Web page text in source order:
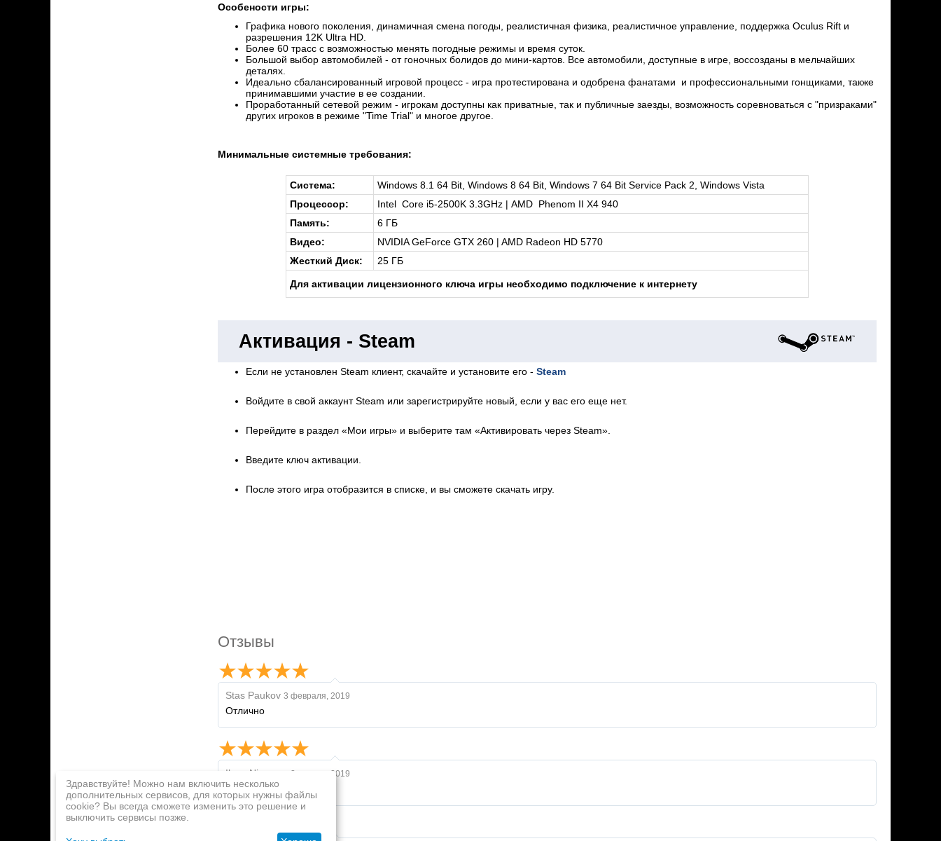
Особености игры:
Графика нового поколения, динамичная смена погоды, реалистичная физика, реалистичное управление, поддержка Oculus Rift и
разрешения 12K Ultra HD.
Более 60 трасс с возможностью менять погодные режимы и время суток.
Большой выбор автомобилей - от гоночных болидов до мини-картов. Все автомобили, доступные в игре, воссозданы в мельчайших
деталях.
Идеально сбалансированный игровой процесс - игра протестирована и одобрена фанатами и профессиональными гонщиками, также
принимавшими участие в ее создании.
Проработанный сетевой режим - игрокам доступны как приватные, так и публичные заезды, возможность соревноваться с "призраками"
других игроков в режиме "Time Trial" и многое другое.
Минимальные системные требования:
Система:
Windows 8.1 64 Bit, Windows 8 64 Bit, Windows 7 64 Bit Service Pack 2, Windows Vista
Процессор:
Intel Core i5-2500K 3.3GHz | AMD Phenom II X4 940
Память:
6 ГБ
Видео:
NVIDIA GeForce GTX 260 | AMD Radeon HD 5770
Жесткий Диск:
25 ГБ
Для активации лицензионного ключа игры необходимо подключение к интернету
Активация - Steam
Если не установлен Steam клиент, скачайте и установите его - Steam
Войдите в свой аккаунт Steam или зарегистрируйте новый, если у вас его еще нет.
Перейдите в раздел «Мои игры» и выберите там «Активировать через Steam».
Введите ключ активации.
После этого игра отобразится в списке, и вы сможете скачать игру.
Отзывы
Stas Paukov 3 февраля, 2019
Отлично
Ilnaz Nizamov 8 января, 2019
Отличная игра!!!
Здравствуйте! Можно нам включить несколько
дополнительных сервисов, для которых нужны файлы
cookie? Вы всегда сможете изменить это решение и
выключить сервисы позже.